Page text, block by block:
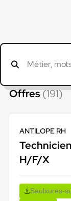
Offres(191)
ANTILOPE RH
H/F/X
Saulxures-